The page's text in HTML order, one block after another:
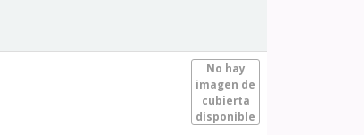
No hay
imagen de
cubierta
disponible